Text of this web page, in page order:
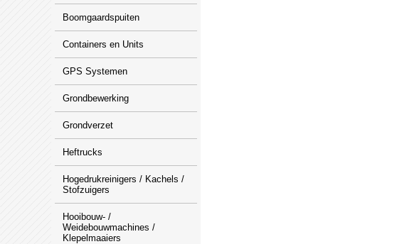
Boomgaardspuiten
Containers en Units
GPS Systemen
Grondbewerking
Grondverzet
Heftrucks
Hogedrukreinigers / Kachels /
Stofzuigers
Hooibouw- /
Weidebouwmachines /
Klepelmaaiers